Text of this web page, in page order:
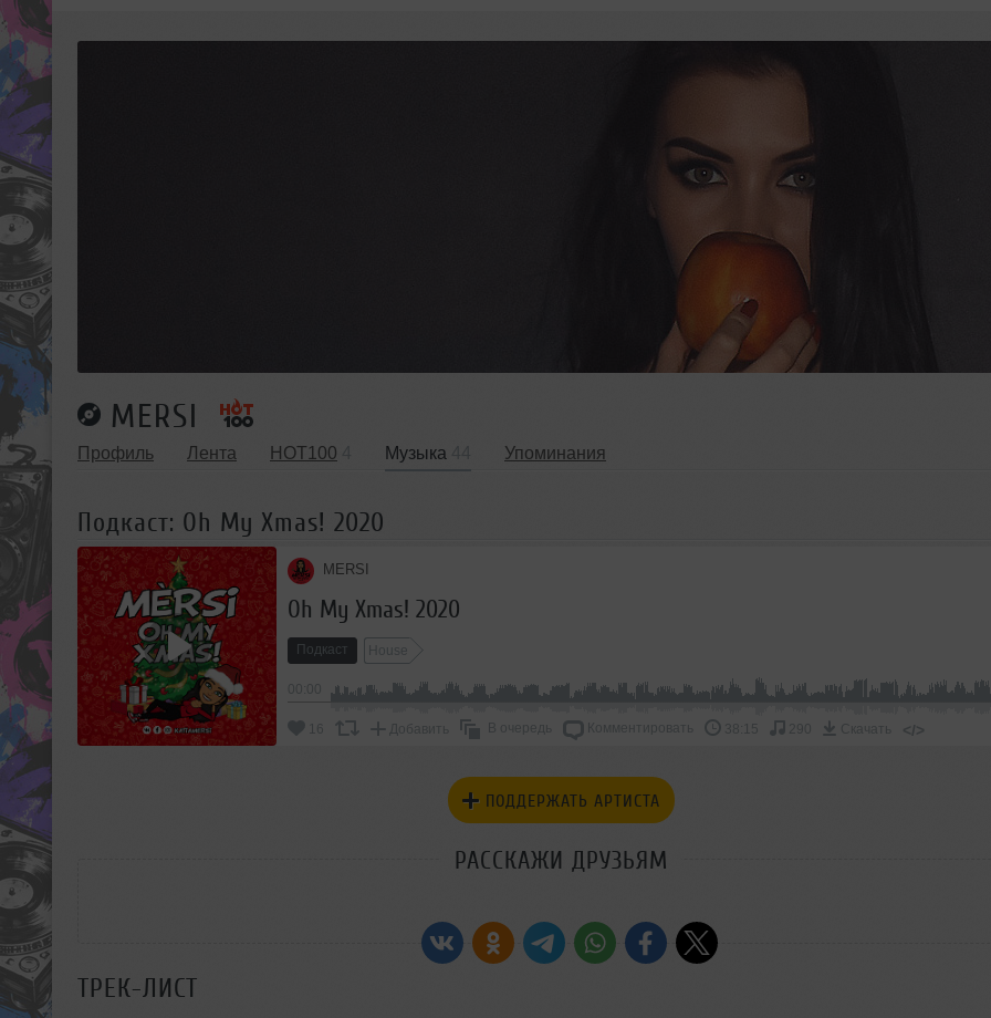
MERSI
Профиль Лента HOT100 Музыка Упоминания
Подкаст: Oh My Xmas! 2020
MERSI
Oh My Xmas! 2020
Подкаст House
16 Добавить В очередь Комментировать 38:15 290 Скачать </>
ПОДДЕРЖАТЬ АРТИСТА
РАССКАЖИ ДРУЗЬЯМ
ТРЕК-ЛИСТ